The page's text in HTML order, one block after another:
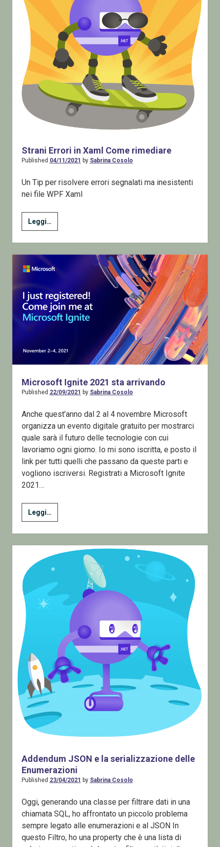
Strani Errori in Xaml Come rimediare
Published 04/11/2021 by Sabrina Cosolo
Un Tip per risolvere errori segnalati ma inesistenti
nei file WPF Xaml
Leggi…
Errori
in
Xaml
Come
Microsoft Ignite 2021 sta arrivando
Published 22/09/2021 by Sabrina Cosolo
Anche quest’anno dal 2 al 4 novembre Microsoft
organizza un evento digitale gratuito per mostrarci
quale sarà il futuro delle tecnologie con cui
lavoriamo ogni giorno. Io mi sono iscritta, e posto il
link per tutti quelli che passano da queste parti e
vogliono iscriversi. Registrati a Microsoft Ignite
2021…
Leggi…
Ignite
2021
sta
Addendum JSON e la serializzazione delle
Enumerazioni
Published 23/04/2021 by Sabrina Cosolo
Oggi, generando una classe per filtrare dati in una
chiamata SQL, ho affrontato un piccolo problema
sempre legato alle enumerazioni e al JSON In
questo Filtro, ho una property che è una lista di